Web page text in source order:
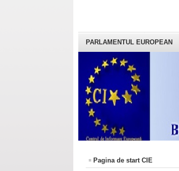
PARLAMENTUL EUROPEAN
Pagina de start CIE